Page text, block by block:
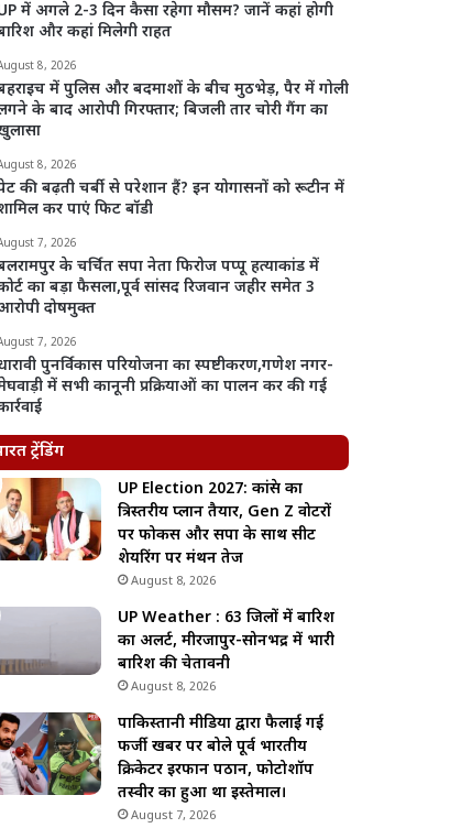
में अगले 2-3 दिन कैसा रहेगा मौसम? जानें कहां होगी
और कहां मिलेगी राहत
8, 2026
में पुलिस और बदमाशों के बीच मुठभेड़, पैर में गोली
के बाद आरोपी गिरफ्तार; बिजली तार चोरी गैंग का
8, 2026
की बढ़ती चर्बी से परेशान हैं? इन योगासनों को रूटीन में
कर पाएं फिट बॉडी
7, 2026
के चर्चित सपा नेता फिरोज पप्पू हत्याकांड में
का बड़ा फैसला,पूर्व सांसद रिजवान जहीर समेत 3
दोषमुक्त
7, 2026
पुनर्विकास परियोजना का स्पष्टीकरण,गणेश नगर-
में सभी कानूनी प्रक्रियाओं का पालन कर की गई
ट्रेंडिंग
UP Election 2027: कांग्रेस का
त्रिस्तरीय प्लान तैयार, Gen Z वोटरों
पर फोकस और सपा के साथ सीट
शेयरिंग पर मंथन तेज
August 8, 2026
UP Weather : 63 जिलों में बारिश
का अलर्ट, मीरजापुर-सोनभद्र में भारी
बारिश की चेतावनी
August 8, 2026
पाकिस्तानी मीडिया द्वारा फैलाई गई
फर्जी खबर पर बोले पूर्व भारतीय
क्रिकेटर इरफान पठान, फोटोशॉप
तस्वीर का हुआ था इस्तेमाल।
August 7, 2026